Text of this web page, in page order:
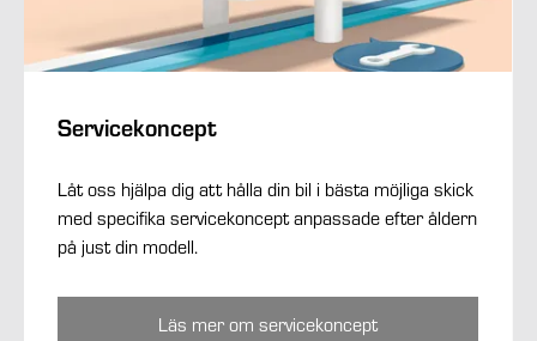
Servicekoncept
Låt oss hjälpa dig att hålla din bil i bästa möjliga skick
med specifika servicekoncept anpassade efter åldern
på just din modell.
Läs mer om servicekoncept